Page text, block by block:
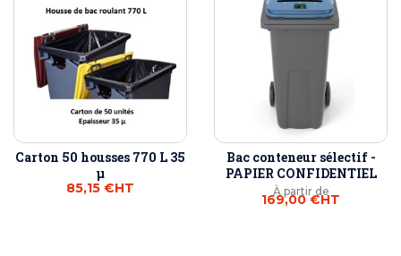
Carton 50 housses 770 L 35
µ
85,15 €HT
Bac conteneur sélectif -
PAPIER CONFIDENTIEL
À partir de
169,00 €HT